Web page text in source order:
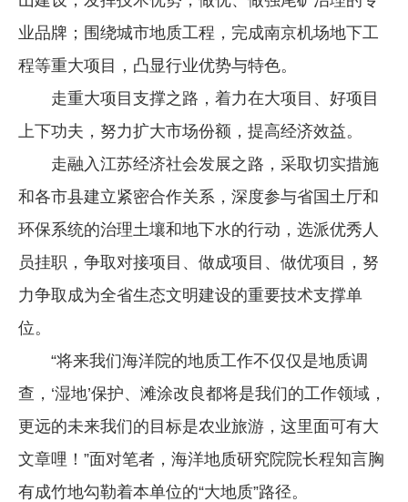
业品牌；围绕城市地质工程，完成南京机场地下工
程等重大项目，凸显行业优势与特色。
走重大项目支撑之路，着力在大项目、好项目
上下功夫，努力扩大市场份额，提高经济效益。
走融入江苏经济社会发展之路，采取切实措施
和各市县建立紧密合作关系，深度参与省国土厅和
环保系统的治理土壤和地下水的行动，选派优秀人
员挂职，争取对接项目、做成项目、做优项目，努
力争取成为全省生态文明建设的重要技术支撑单
位。
“将来我们海洋院的地质工作不仅仅是地质调
查，‘湿地’保护、滩涂改良都将是我们的工作领域，
更远的未来我们的目标是农业旅游，这里面可有大
文章哩！”面对笔者，海洋地质研究院院长程知言胸
有成竹地勾勒着本单位的“大地质”路径。